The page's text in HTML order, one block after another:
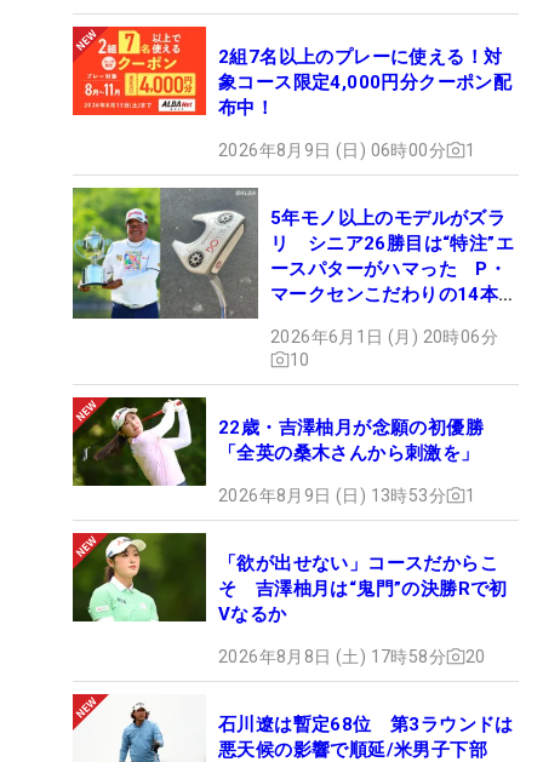
2組7名以上のプレーに使える！対
象コース限定4,000円分クーポン配
布中！
2026年8月9日 (日) 06時00分 1
5年モノ以上のモデルがズラ
リ シニア26勝目は“特注”エ
ースパターがハマった P・
マークセンこだわりの14本
2026年6月1日 (月) 20時06分
10
22歳・吉澤柚月が念願の初優勝
「全英の桑木さんから刺激を」
2026年8月9日 (日) 13時53分 1
「欲が出せない」コースだからこ
そ 吉澤柚月は“鬼門”の決勝Rで初
Vなるか
2026年8月8日 (土) 17時58分 20
石川遼は暫定68位 第3ラウンドは
悪天候の影響で順延/米男子下部